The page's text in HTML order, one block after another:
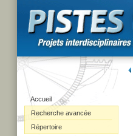
Accueil
Recherche avancée
Répertoire